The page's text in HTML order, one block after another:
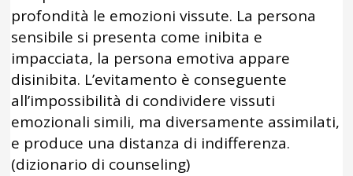
profondità le emozioni vissute. La persona
sensibile si presenta come inibita e
impacciata, la persona emotiva appare
disinibita. L’evitamento è conseguente
all’impossibilità di condividere vissuti
emozionali simili, ma diversamente assimilati,
e produce una distanza di indifferenza.
(dizionario di counseling)